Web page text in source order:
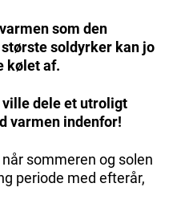
som den
soldyrker kan jo
kølet af.
dele et utroligt
varmen indenfor!
sommeren og solen
periode med efterår,